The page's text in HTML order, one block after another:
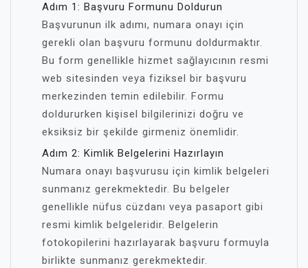
Adım 1: Başvuru Formunu Doldurun
Başvurunun ilk adımı, numara onayı için
gerekli olan başvuru formunu doldurmaktır.
Bu form genellikle hizmet sağlayıcının resmi
web sitesinden veya fiziksel bir başvuru
merkezinden temin edilebilir. Formu
doldururken kişisel bilgilerinizi doğru ve
eksiksiz bir şekilde girmeniz önemlidir.
Adım 2: Kimlik Belgelerini Hazırlayın
Numara onayı başvurusu için kimlik belgeleri
sunmanız gerekmektedir. Bu belgeler
genellikle nüfus cüzdanı veya pasaport gibi
resmi kimlik belgeleridir. Belgelerin
fotokopilerini hazırlayarak başvuru formuyla
birlikte sunmanız gerekmektedir.